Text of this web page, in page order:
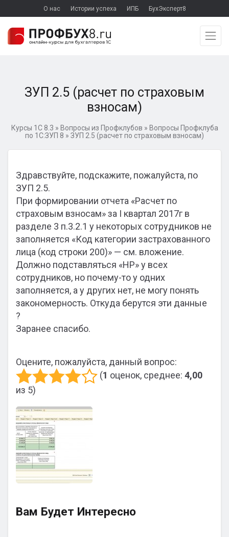
О нас Истории успеха ИПБ БухЭксперт8
ЗУП 2.5 (расчет по страховым
взносам)
Курсы 1С 8.3 » Вопросы из Профклубов » Вопросы Профклуба
по 1С:ЗУП 8 » ЗУП 2.5 (расчет по страховым взносам)
Здравствуйте, подскажите, пожалуйста, по
ЗУП 2.5.
При формировании отчета «Расчет по
страховым взносам» за I квартал 2017г в
разделе 3 п.3.2.1 у некоторых сотрудников не
заполняется «Код категории застрахованного
лица (код строки 200)» — см. вложение.
Должно подставляться «НР» у всех
сотрудников, но почему-то у одних
заполняется, а у других нет, не могу понять
закономерность. Откуда берутся эти данные
?
Заранее спасибо.
Оцените, пожалуйста, данный вопрос:
(1 оценок, среднее: 4,00
из 5)
Вам Будет Интересно